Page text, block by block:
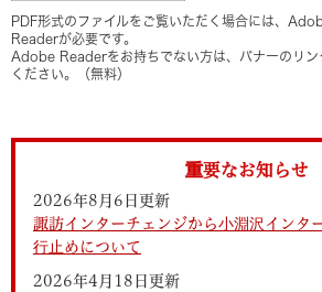
PDF形式のファイルをご覧いただく場合には、
Readerが必要です。
Adobe Readerをお持ちでない方は、バナーのリン
ください。（無料）
重要なお知らせ
2026年8月6日更新
諏訪インターチェンジから小淵沢インタ
行止めについて
2026年4月18日更新